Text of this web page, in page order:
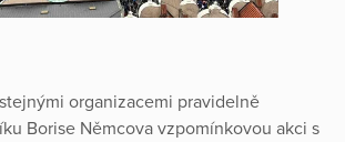
organizacemi pravidelně
Borise Němcova vzpomínkovou akci s